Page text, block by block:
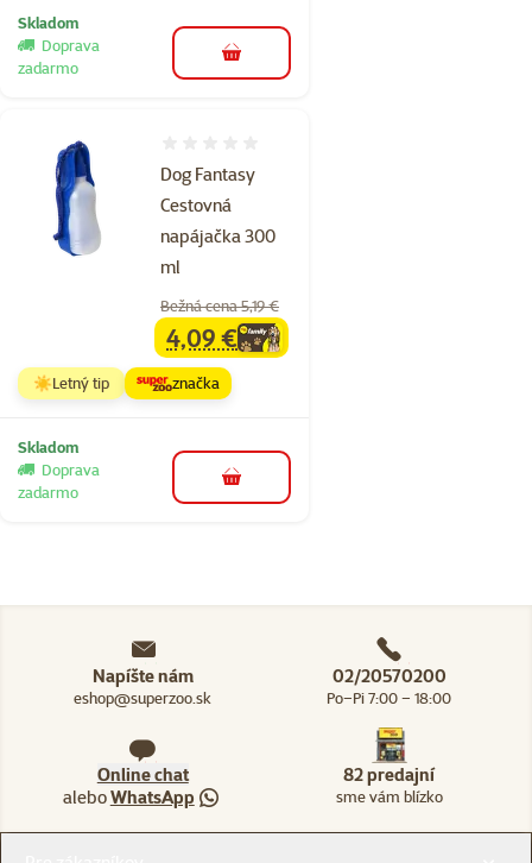
Skladom
Doprava
zadarmo
do košíka
Dog Fantasy
Cestovná
napájačka 300
ml
Bežná cena 5,19 €
familycena
4,09 €
☀️Letný tip značka
Skladom
Doprava
zadarmo
do košíka
Napíšte nám
eshop@superzoo.sk
02/20570200
Po–Pi 7:00 – 18:00
Online chat
aleboWhatsApp
82 predajní
sme vám blízko